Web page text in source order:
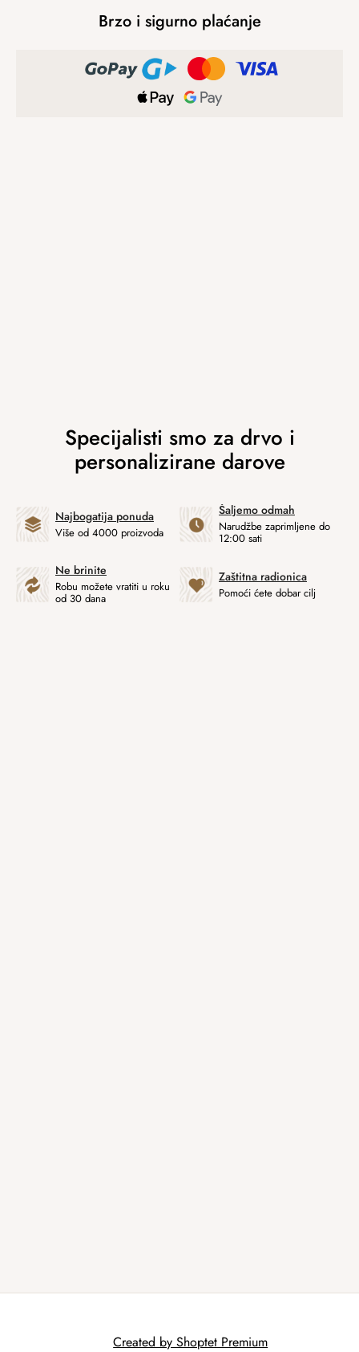
Brzo i sigurno plaćanje
Najbogatija ponuda
Više od 4000 proizvoda
Šaljemo odmah
Narudžbe zaprimljene do
12:00 sati
Ne brinite
Robu možete vratiti u roku
od 30 dana
Zaštitna radionica
Pomoći ćete dobar cilj
Created by Shoptet Premium